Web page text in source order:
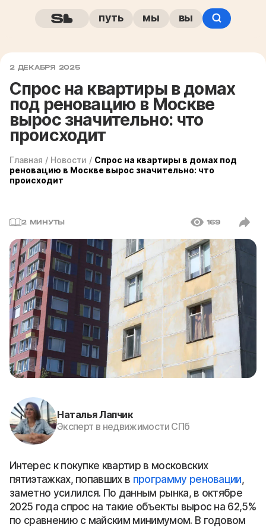
путь мы вы
2 ДЕКАБРЯ 2025
Спрос на квартиры в домах
под реновацию в Москве
вырос значительно: что
происходит
Главная / Новости / Спрос на квартиры в домах под
реновацию в Москве вырос значительно: что
происходит
2 МИНУТЫ 169
Наталья Лапчик
Эксперт в недвижимости СПб
Интерес к покупке квартир в московских
пятиэтажках, попавших в программу реновации,
заметно усилился. По данным рынка, в октябре
2025 года спрос на такие объекты вырос на 62,5%
по сравнению с майским минимумом. В годовом